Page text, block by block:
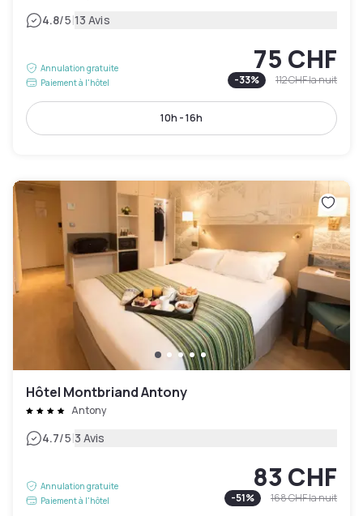
4.8/5|13 Avis
Annulation gratuite
Paiement à l'hôtel
75 CHF
-33% 112 CHFla nuit
10h - 16h
Hôtel Montbriand Antony
Antony
4.7/5|3 Avis
Annulation gratuite
Paiement à l'hôtel
83 CHF
-51% 168 CHFla nuit